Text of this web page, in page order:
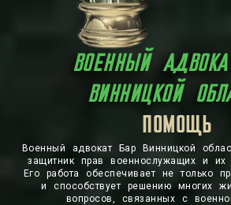
ВОЕННЫЙ
ВИННИЦКОЙ
ЗАЩИТА
ПОМОЩЬ
Военный адвокат Бар Винницкой
защитник прав военнослужащих и
Его работа обеспечивает не только
и способствует решению многих
вопросов, связанных с